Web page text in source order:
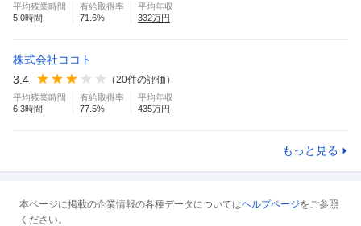
平均残業時間
5.0時間
有給取得率
71.6%
平均年収
332万円
株式会社ココト
3.4
（20件の評価）
平均残業時間
6.3時間
有給取得率
77.5%
平均年収
435万円
もっと見る
本ページに掲載の企業情報の各種データについてはヘルプページをご参照
ください。